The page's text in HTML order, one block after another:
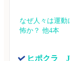
なぜ人々は運
怖か？ 他4本
ヒポクラ　